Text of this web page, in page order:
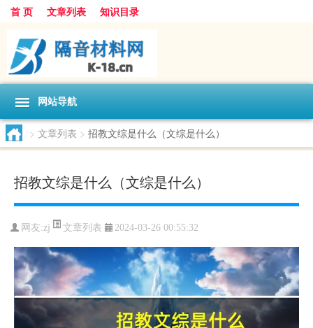
首 页 文章列表 知识目录
网站导航
> 文章列表 > 招教文综是什么（文综是什么）
招教文综是什么（文综是什么）
网友:zj 文章列表 2024-03-26 00:55:32